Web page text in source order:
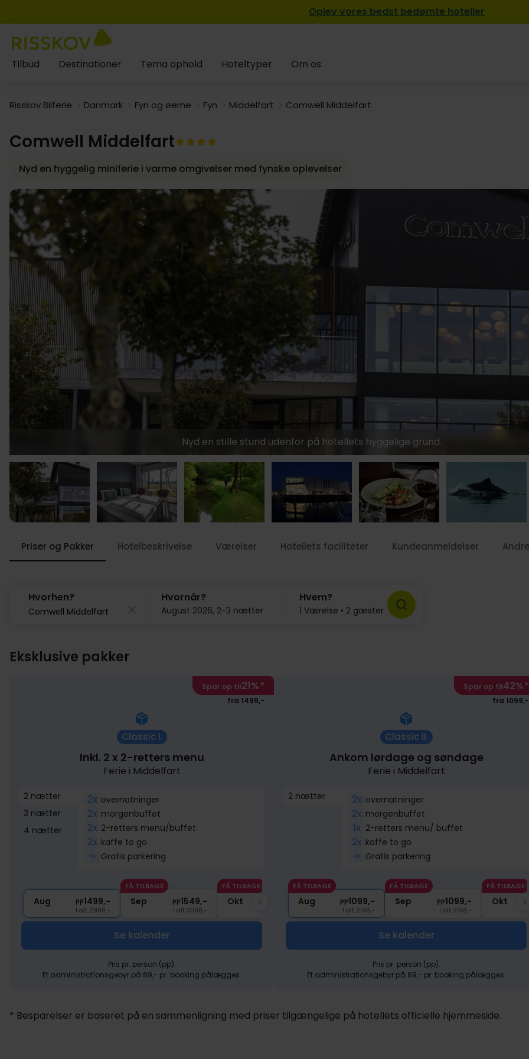
Oplev vores bedst bedømte hoteller
Tilbud Destinationer Tema ophold Hoteltyper Om os
Risskov Bilferie Danmark Fyn og øerne Fyn Middelfart Comwell Middelfart
Comwell Middelfart
Nyd en hyggelig miniferie i varme omgivelser med fynske oplevelser
Nyd en stille stund udenfor på hotellets hyggelige grund.
859,-
Priser og Pakker Hotelbeskrivelse Værelser Hotellets faciliteter Kundeanmeldelser
Hvorhen? Hvornår?
August 2026, 2-3 nætter
Hvem?
1 Værelse • 2 gæster
Eksklusive pakker
Spar op til21%*
fra 1499,-
Classic I.
Inkl. 2 x 2-retters menu
Ferie i Middelfart
2 nætter
3 nætter
4 nætter
2x overnatninger
2x morgenbuffet
2x 2-retters menu/buffet
2x kaffe to go
∞ Gratis parkering
Aug pp1499,-
I alt 2998,-
FÅ TILBAGE
Sep pp1549,-
I alt 3098,-
FÅ TILBAGE
Okt 1499,-
FÅ TILBAGE
pp 1499,-
I alt 2998,-
Dec pp 1499,-
I alt 2998,-
Jan
Se kalender
Pris pr. person (pp).
Et administrationsgebyr på 89,- pr. booking pålægges.
Spar op til42%*
fra 1099,-
Classic II.
Ankom lørdage og søndage
Ferie i Middelfart
2 nætter 2x overnatninger
2x morgenbuffet
1x 2-retters menu/ buffet
2x kaffe to go
∞ Gratis parkering
FÅ TILBAGE
Aug pp1099,-
I alt 2198,-
FÅ TILBAGE
Sep pp1099,-
I alt 2198,-
FÅ TILBAGE
Okt
Se kalender
Pris pr. person (pp).
Et administrationsgebyr på 89,- pr. booking pålægges.
* Besparelser er baseret på en sammenligning med priser tilgængelige på hotellets officielle hjemmeside.